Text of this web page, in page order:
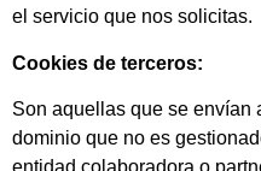
el servicio que nos solicitas.
Cookies de terceros:
Son aquellas que se envían
dominio que no es
entidad colaboradora o